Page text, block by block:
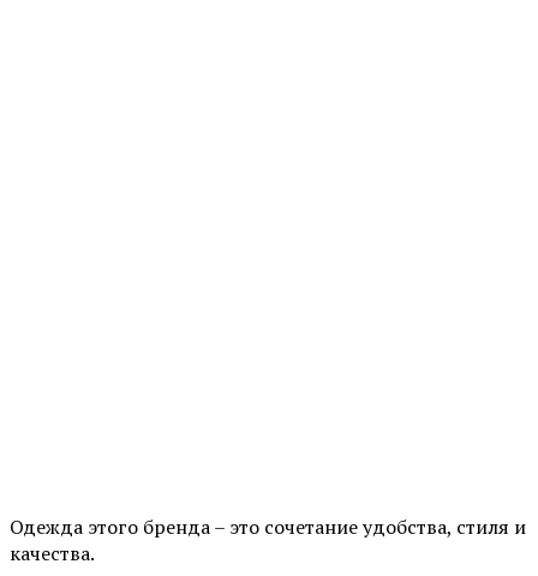
Одежда этого бренда – это сочетание удобства, стиля и
качества.